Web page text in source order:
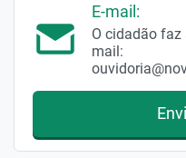
E-mail:
O cidadão
mail: